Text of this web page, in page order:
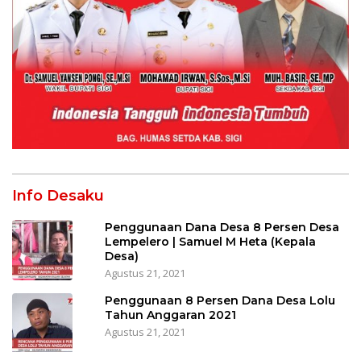
Info Desaku
Penggunaan Dana Desa 8 Persen Desa
Lempelero | Samuel M Heta (Kepala
Desa)
Agustus 21, 2021
Penggunaan 8 Persen Dana Desa Lolu
Tahun Anggaran 2021
Agustus 21, 2021